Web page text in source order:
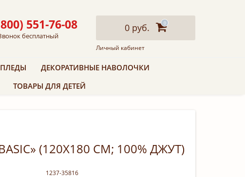
551-76-08
бесплатный
0 руб. 0
Личный кабинет
ПЛЕДЫ
ДЕКОРАТИВНЫЕ НАВОЛОЧКИ
ТОВАРЫ ДЛЯ ДЕТЕЙ
(120Х180 СМ; 100% ДЖУТ)
1237-35816